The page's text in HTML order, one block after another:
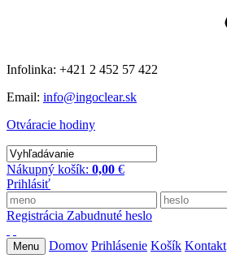
Infolinka: +421 2 452 57 422
Email: info@ingoclear.sk
Otváracie hodiny
Nákupný košík: 0,00 €
Prihlásiť
Registrácia Zabudnuté heslo
Menu Domov Prihlásenie Košík Kontakt